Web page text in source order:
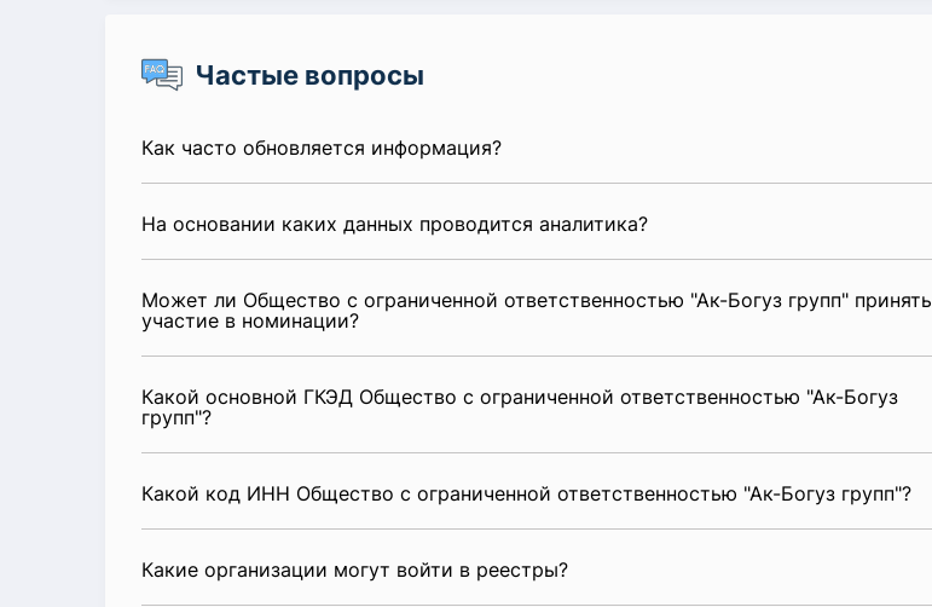
Частые вопросы
Как часто обновляется информация?
На основании каких данных проводится аналитика?
Может ли Общество с ограниченной ответственностью "Ак-Богуз групп" принять
участие в номинации?
Какой основной ГКЭД Общество с ограниченной ответственностью "Ак-Богуз
групп"?
Какой код ИНН Общество с ограниченной ответственностью "Ак-Богуз групп"?
Какие организации могут войти в реестры?